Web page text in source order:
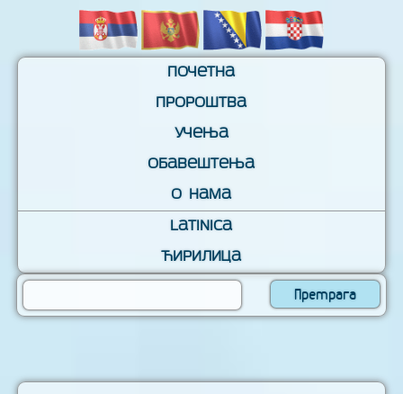
Почетна
Пророштва
Учења
Обавештења
О нама
Latinica
Ћирилица